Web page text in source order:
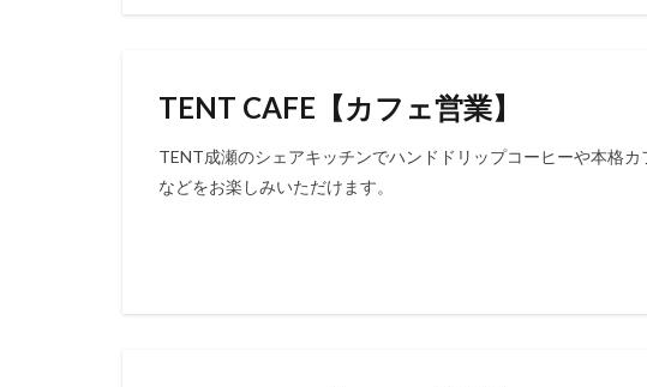
TENT CAFE【カフェ営業】
TENT成瀬のシェアキッチンでハンドドリップコーヒーや本格
などをお楽しみいただけます。